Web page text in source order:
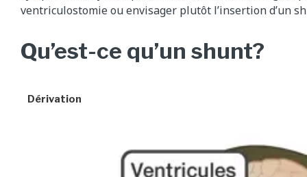
ventriculostomie ou envisager plutôt l’insertion d’un
Qu’est-ce qu’un shunt?
Dérivation